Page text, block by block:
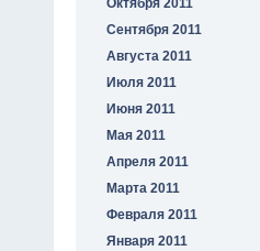
Октября 2011
Сентября 2011
Августа 2011
Июля 2011
Июня 2011
Мая 2011
Апреля 2011
Марта 2011
Февраля 2011
Января 2011